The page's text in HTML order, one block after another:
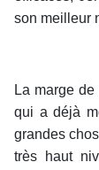
son meilleur
La marge
qui a déjà
grandes
très haut